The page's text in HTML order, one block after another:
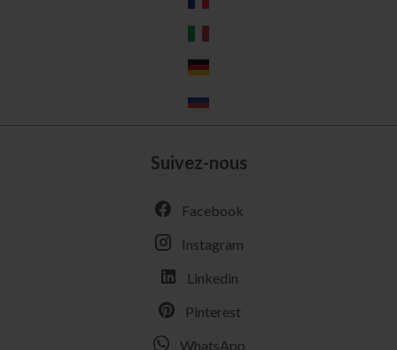
Suivez-nous
Facebook
Instagram
Linkedin
Pinterest
WhatsApp